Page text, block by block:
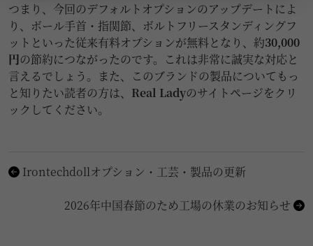
つまり、今回のデフォルトオプションのアップデートによ
り、ボール手首・指関節、ボルトフリースタンディングフ
ットといった従来有料オプションが無料となり、約30,000
円の節約につながったのです。これは非常に誠実な対応と
言えるでしょう。また、このブランドの製品についてもっ
と知りたい読者の方は、 Real Ladyのサイトページをクリ
ックしてください。
Irontechdollオプション・工芸・製品の更新
2026年中国春節のため工場の休業のお知らせ